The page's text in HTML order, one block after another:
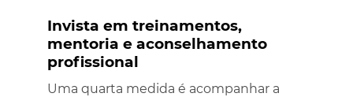
Invista em treinamentos,
mentoria e aconselhamento
profissional
Uma quarta medida é acompanhar a